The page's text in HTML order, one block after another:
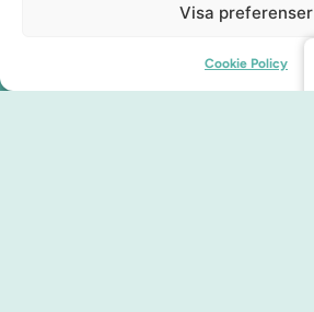
Visa preferenser
Cookie Policy